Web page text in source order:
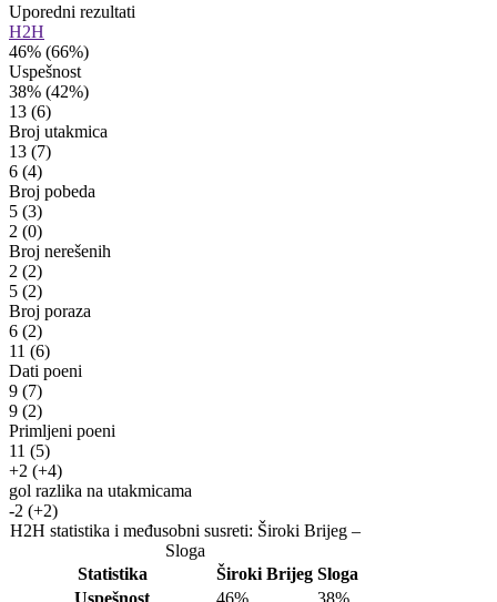
Uporedni rezultati
H2H
46% (66%)
Uspešnost
38% (42%)
13 (6)
Broj utakmica
13 (7)
6 (4)
Broj pobeda
5 (3)
2 (0)
Broj nerešenih
2 (2)
5 (2)
Broj poraza
6 (2)
11 (6)
Dati poeni
9 (7)
9 (2)
Primljeni poeni
11 (5)
+2 (+4)
gol razlika na utakmicama
-2 (+2)
H2H statistika i međusobni susreti: Široki Brijeg –
Sloga
Statistika
Široki Brijeg Sloga
Uspešnost
46% 38%